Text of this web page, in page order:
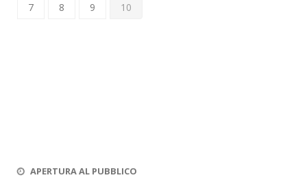
7
8 9 10
APERTURA AL PUBBLICO